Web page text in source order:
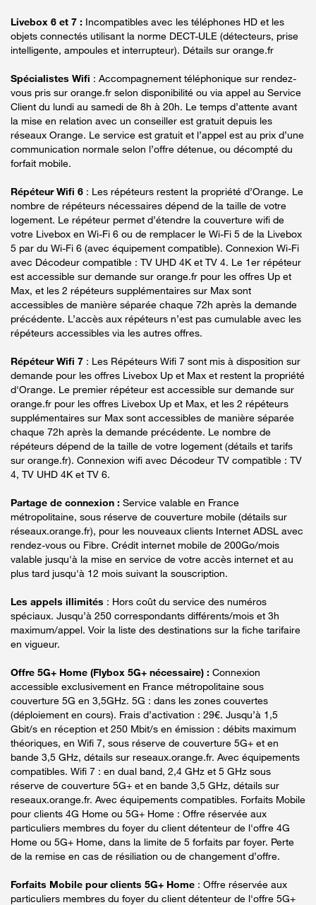
Livebox 6 et 7 : Incompatibles avec les téléphones HD et les
objets connectés utilisant la norme DECT-ULE (détecteurs, prise
intelligente, ampoules et interrupteur). Détails sur orange.fr
Spécialistes Wifi : Accompagnement téléphonique sur rendez-
vous pris sur orange.fr selon disponibilité ou via appel au Service
Client du lundi au samedi de 8h à 20h. Le temps d’attente avant
la mise en relation avec un conseiller est gratuit depuis les
réseaux Orange. Le service est gratuit et l’appel est au prix d’une
communication normale selon l’offre détenue, ou décompté du
forfait mobile.
Répéteur Wifi 6 : Les répéteurs restent la propriété d’Orange. Le
nombre de répéteurs nécessaires dépend de la taille de votre
logement. Le répéteur permet d’étendre la couverture wifi de
votre Livebox en Wi-Fi 6 ou de remplacer le Wi-Fi 5 de la Livebox
5 par du Wi-Fi 6 (avec équipement compatible). Connexion Wi-Fi
avec Décodeur compatible : TV UHD 4K et TV 4. Le 1er répéteur
est accessible sur demande sur orange.fr pour les offres Up et
Max, et les 2 répéteurs supplémentaires sur Max sont
accessibles de manière séparée chaque 72h après la demande
précédente. L’accès aux répéteurs n’est pas cumulable avec les
répéteurs accessibles via les autres offres.
Répéteur Wifi 7 : Les Répéteurs Wifi 7 sont mis à disposition sur
demande pour les offres Livebox Up et Max et restent la propriété
d'Orange. Le premier répéteur est accessible sur demande sur
orange.fr pour les offres Livebox Up et Max, et les 2 répéteurs
supplémentaires sur Max sont accessibles de manière séparée
chaque 72h après la demande précédente. Le nombre de
répéteurs dépend de la taille de votre logement (détails et tarifs
sur orange.fr). Connexion wifi avec Décodeur TV compatible : TV
4, TV UHD 4K et TV 6.
Partage de connexion : Service valable en France
métropolitaine, sous réserve de couverture mobile (détails sur
réseaux.orange.fr), pour les nouveaux clients Internet ADSL avec
rendez-vous ou Fibre. Crédit internet mobile de 200Go/mois
valable jusqu'à la mise en service de votre accès internet et au
plus tard jusqu'à 12 mois suivant la souscription.
Les appels illimités : Hors coût du service des numéros
spéciaux. Jusqu’à 250 correspondants différents/mois et 3h
maximum/appel. Voir la liste des destinations sur la fiche tarifaire
en vigueur.
Offre 5G+ Home (Flybox 5G+ nécessaire) : Connexion
accessible exclusivement en France métropolitaine sous
couverture 5G en 3,5GHz. 5G : dans les zones couvertes
(déploiement en cours). Frais d’activation : 29€. Jusqu’à 1,5
Gbit/s en réception et 250 Mbit/s en émission : débits maximum
théoriques, en Wifi 7, sous réserve de couverture 5G+ et en
bande 3,5 GHz, détails sur reseaux.orange.fr. Avec équipements
compatibles. Wifi 7 : en dual band, 2,4 GHz et 5 GHz sous
réserve de couverture 5G+ et en bande 3,5 GHz, détails sur
reseaux.orange.fr. Avec équipements compatibles. Forfaits Mobile
pour clients 4G Home ou 5G+ Home : Offre réservée aux
particuliers membres du foyer du client détenteur de l'offre 4G
Home ou 5G+ Home, dans la limite de 5 forfaits par foyer. Perte
de la remise en cas de résiliation ou de changement d’offre.
Forfaits Mobile pour clients 5G+ Home : Offre réservée aux
particuliers membres du foyer du client détenteur de l'offre 5G+